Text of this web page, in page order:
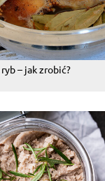
– jak zrobić?